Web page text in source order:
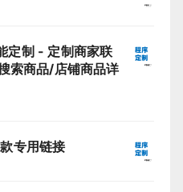
定制 - 定制商家联
索商品/店铺商品详
专用链接